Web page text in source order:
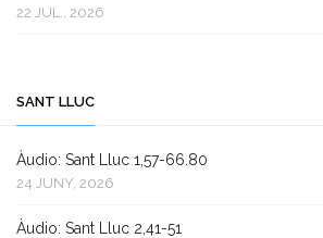
22 JUL., 2026
SANT LLUC
Àudio: Sant Lluc 1,57-66.80
24 JUNY, 2026
Àudio: Sant Lluc 2,41-51